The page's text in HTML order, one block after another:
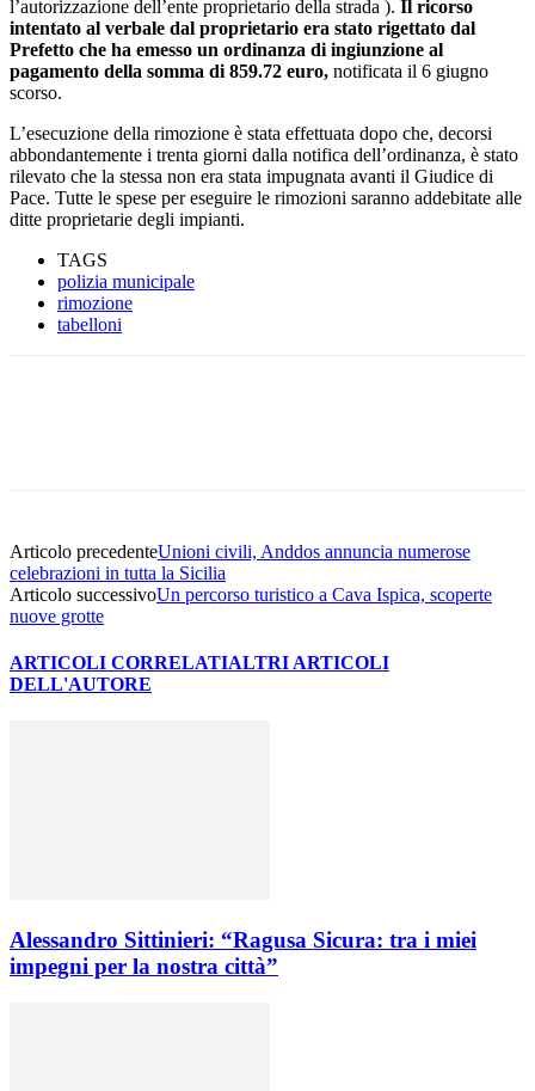
l’autorizzazione dell’ente proprietario della strada ). Il ricorso
intentato al verbale dal proprietario era stato rigettato dal
Prefetto che ha emesso un ordinanza di ingiunzione al
pagamento della somma di 859.72 euro, notificata il 6 giugno
scorso.
L’esecuzione della rimozione è stata effettuata dopo che, decorsi
abbondantemente i trenta giorni dalla notifica dell’ordinanza, è stato
rilevato che la stessa non era stata impugnata avanti il Giudice di
Pace. Tutte le spese per eseguire le rimozioni saranno addebitate alle
ditte proprietarie degli impianti.
TAGS
polizia municipale
rimozione
tabelloni
Articolo precedenteUnioni civili, Anddos annuncia numerose
celebrazioni in tutta la Sicilia
Articolo successivoUn percorso turistico a Cava Ispica, scoperte
nuove grotte
ARTICOLI CORRELATIALTRI ARTICOLI
DELL'AUTORE
Alessandro Sittinieri: “Ragusa Sicura: tra i miei
impegni per la nostra città”